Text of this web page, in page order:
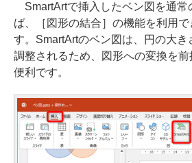
SmartArtで挿入したベン図を通常
ば、［図形の結合］の機能を利用で
す。SmartArtのベン図は、円の大き
調整されるため、図形への変換を
便利です。